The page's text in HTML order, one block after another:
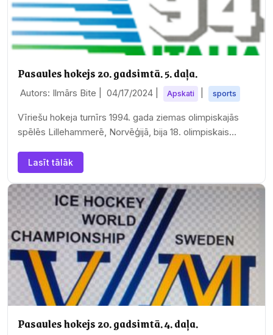
Pasaules hokejs 20. gadsimtā. 5. daļa.
Autors: Ilmārs Bite | 04/17/2024 Apskati sports
Vīriešu hokeja turnīrs 1994. gada ziemas olimpiskajās
spēlēs Lillehammerē, Norvēģijā, bija 18. olimpiskais
Lasīt tālāk
Pasaules hokejs 20. gadsimtā. 4. daļa.